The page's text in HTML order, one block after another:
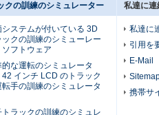
クの訓練のシミュレーター
システムが付いている 3D
ックの訓練のシミューレー
ソフトウェア
的な運転のシミュレータ
42 インチ LCD のトラック
転手の訓練のシミュレータ
トラックの訓練のシミュレ
私達に連
私達に
引用を
E-Mail
携帯サ